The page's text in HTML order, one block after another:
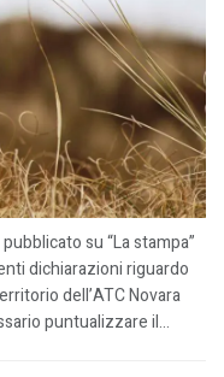
su “La stampa”
dichiarazioni riguardo
dell’ATC Novara
puntualizzare il...